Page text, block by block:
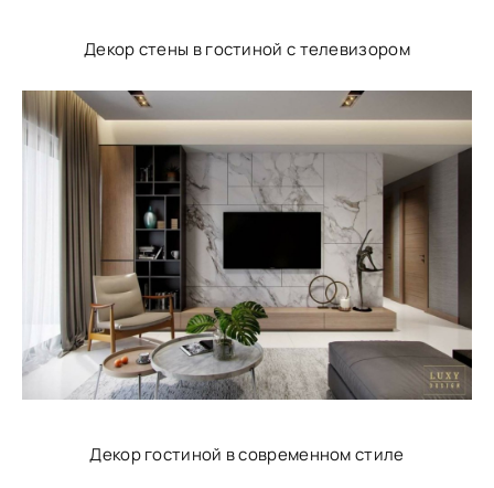
Декор стены в гостиной с телевизором
Декор гостиной в современном стиле